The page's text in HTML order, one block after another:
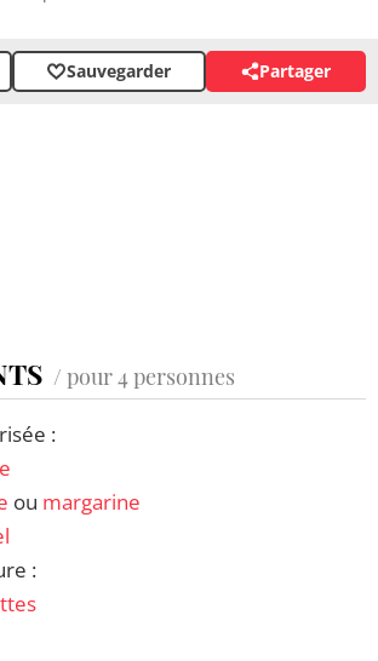
Sauvegarder Partager
/ pour 4 personnes
:
ou margarine
: